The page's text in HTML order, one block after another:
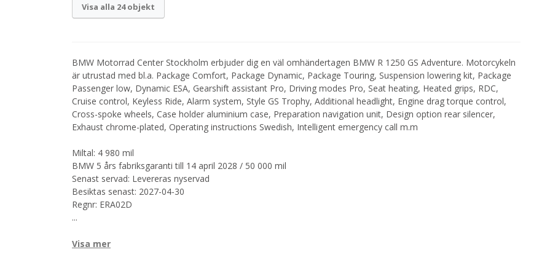
Visa alla 24 objekt
BMW Motorrad Center Stockholm erbjuder dig en väl omhändertagen BMW R 1250 GS Adventure. Motorcykeln
är utrustad med bl.a. Package Comfort, Package Dynamic, Package Touring, Suspension lowering kit, Package
Passenger low, Dynamic ESA, Gearshift assistant Pro, Driving modes Pro, Seat heating, Heated grips, RDC,
Cruise control, Keyless Ride, Alarm system, Style GS Trophy, Additional headlight, Engine drag torque control,
Cross-spoke wheels, Case holder aluminium case, Preparation navigation unit, Design option rear silencer,
Exhaust chrome-plated, Operating instructions Swedish, Intelligent emergency call m.m
Miltal: 4 980 mil
BMW 5 års fabriksgaranti till 14 april 2028 / 50 000 mil
Senast servad: Levereras nyservad
Besiktas senast: 2027-04-30
Regnr: ERA02D
...
Visa mer